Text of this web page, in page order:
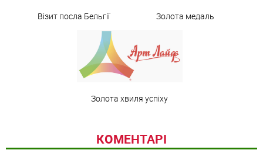
Візит посла Бельгії Золота медаль
Золота хвиля успіху
КОМЕНТАРІ